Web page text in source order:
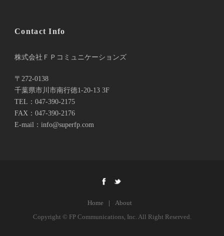
Contact Info
株式会社ＦＰコミュニケーションズ
〒272-0138
千葉県市川市南行徳1-20-13 3F
TEL：047-390-2175
FAX：047-390-2176
E-mail：info@superfp.com
Home |
About
Copyright © FP Communications, Inc. All Right Reserved.